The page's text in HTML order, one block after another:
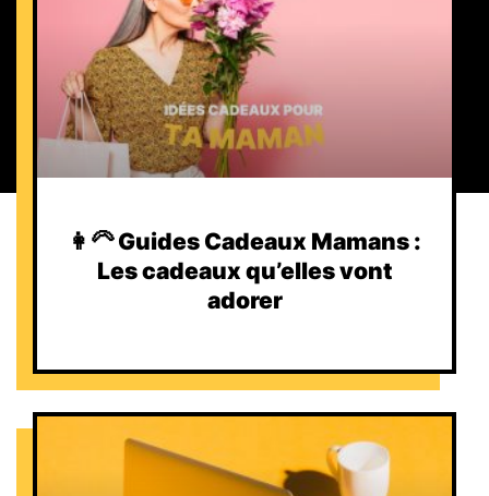
👩‍🦳 Guides Cadeaux Mamans :
Les cadeaux qu’elles vont
adorer